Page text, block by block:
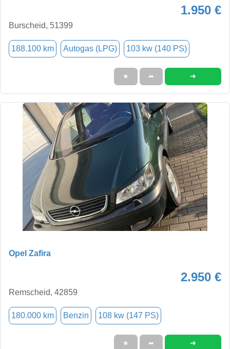
1.950 €
Burscheid, 51399
188.100 km Autogas (LPG) 103 kw (140 PS)
★ ➦ ➜
Opel Zafira
2.950 €
Remscheid, 42859
180.000 km Benzin 108 kw (147 PS)
★ ➦ ➜